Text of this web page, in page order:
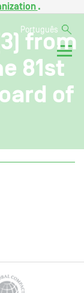
.
Português
from
81st
of